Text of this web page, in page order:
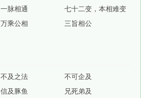
一脉相通
七十二变，本相难变
万乘公相
三旨相公
不及之法
不可企及
信及豚鱼
兄死弟及